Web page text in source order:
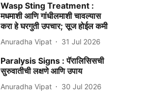
Wasp Sting Treatment :
मधमाशी आणि गांधीलमाशी चावल्यास
करा हे घरगुती उपचार; सूज होईल कमी
Anuradha Vipat 31 Jul 2026
Paralysis Signs : पॅरालिसिसची
सुरुवातीची लक्षणे आणि उपाय
Anuradha Vipat 30 Jul 2026